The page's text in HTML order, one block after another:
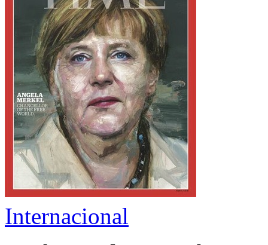
Internacional